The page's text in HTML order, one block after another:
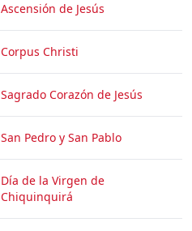
Ascensión de Jesús
Corpus Christi
Sagrado Corazón de Jesús
San Pedro y San Pablo
Día de la Virgen de
Chiquinquirá